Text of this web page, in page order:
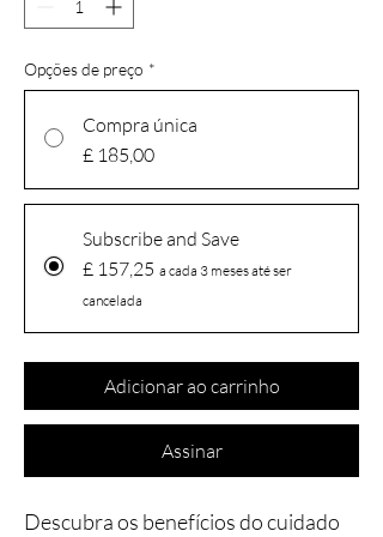
Opções de preço *
Compra única
£ 185,00
Subscribe and Save
£ 157,25 a cada 3 meses até ser
cancelada
Adicionar ao carrinho
Assinar
Descubra os benefícios do cuidado